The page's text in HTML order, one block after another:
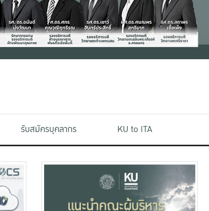
รับสมัครบุคลากร KU to ITA